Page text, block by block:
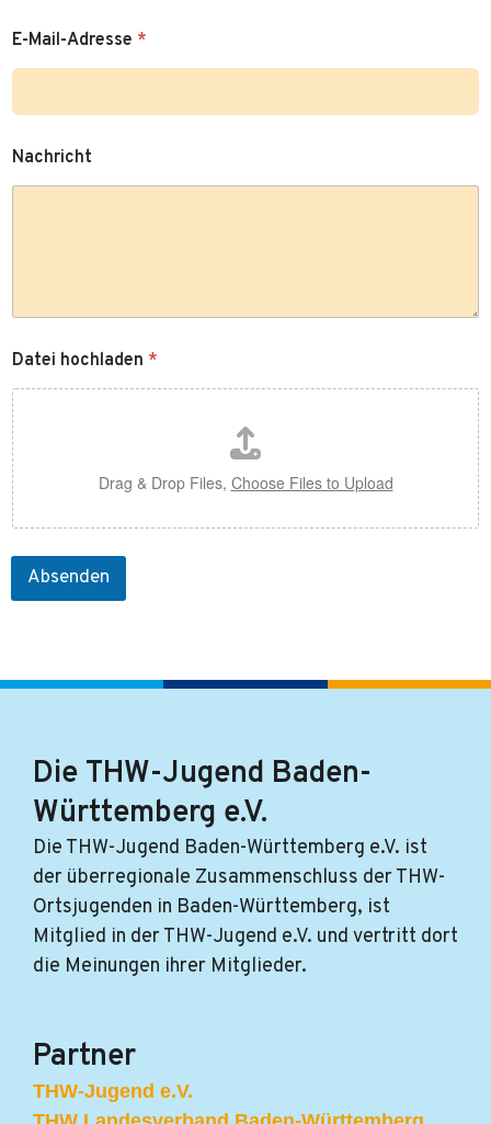
E-Mail-Adresse *
Nachricht
a
t
e
i
N
a
c
h
r
i
h
Datei hochladen *
Drag & Drop Files, Choose Files to Upload
Absenden
Die THW-Jugend Baden-
Württemberg e.V.
Die THW-Jugend Baden-Württemberg e.V. ist
der überregionale Zusammenschluss der THW-
Ortsjugenden in Baden-Württemberg, ist
Mitglied in der THW-Jugend e.V. und vertritt dort
die Meinungen ihrer Mitglieder.
Partner
THW-Jugend e.V.